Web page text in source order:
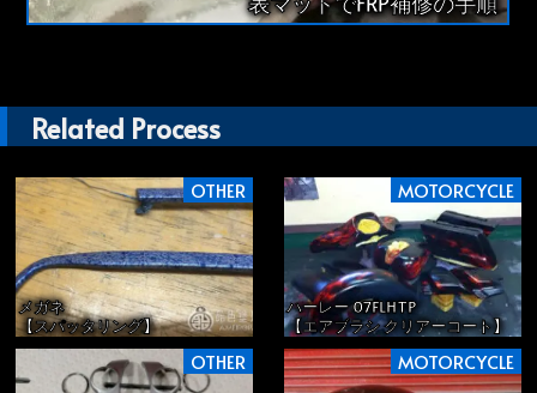
Related Process
OTHER
メガネ
【スパッタリング】
MOTORCYCLE
ハーレー 07FLHTP
【エアブラシ クリアーコート】
OTHER MOTORCYCLE